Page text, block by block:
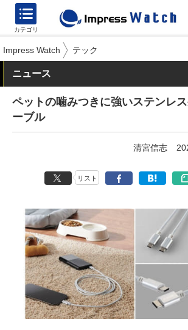
カテゴリ
Impress Watch テック
ニュース
ペットの噛みつきに強いステンレ
ーブル
清宮信志
リスト